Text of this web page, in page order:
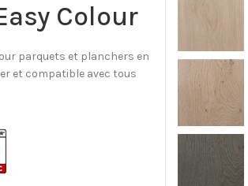
Colour
parquets et planchers en
et compatible avec tous